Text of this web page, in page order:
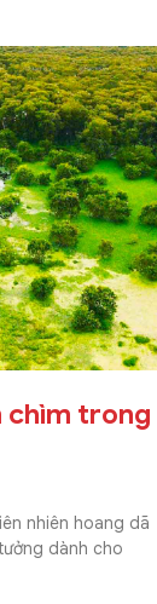
chìm trong
nhiên hoang dã
dành cho